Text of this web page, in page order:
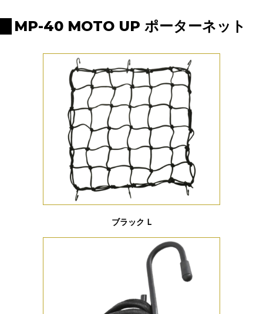
MP-40 MOTO UP ポーターネット
ブラック L